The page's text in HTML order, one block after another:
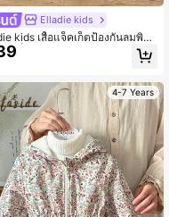
Elladie kids
kids เสื้อแจ็คเก็ตป้องกันลมพิม
ก เด็กสาวเจน, คาร์ดิแกนซิปหนา
ามร้อน บุเสื้อรองในฤดูใบไม้ร่วง/
4-7 Years